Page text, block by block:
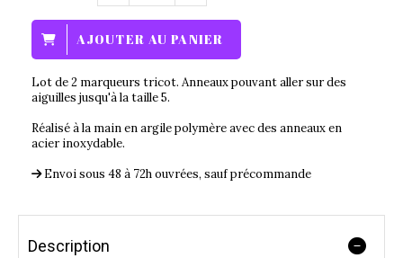
AJOUTER AU PANIER
Lot de 2 marqueurs tricot. Anneaux pouvant aller sur des
aiguilles jusqu'à la taille 5.
Réalisé à la main en argile polymère avec des anneaux en
acier inoxydable.
Envoi sous 48 à 72h ouvrées, sauf précommande
Description